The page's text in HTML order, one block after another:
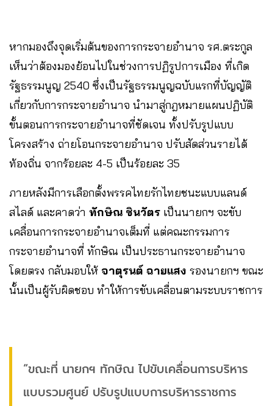
หากมองถึงจุดเริ่มต้นของการกระจายอำนาจ รศ.ตระกูล
เห็นว่าต้องมองย้อนไปในช่วงการปฏิรูปการเมือง ที่เกิด
รัฐธรรมนูญ 2540 ซึ่งเป็นรัฐธรรมนูญฉบับแรกที่บัญญัติ
เกี่ยวกับการกระจายอำนาจ นำมาสู่กฎหมายแผนปฏิบัติ
ขั้นตอนการกระจายอำนาจที่ชัดเจน ทั้งปรับรูปแบบ
โครงสร้าง ถ่ายโอนกระจายอำนาจ ปรับสัดส่วนรายได้
ท้องถิ่น จากร้อยละ 4-5 เป็นร้อยละ 35
ภายหลังมีการเลือกตั้งพรรคไทยรักไทยชนะแบบแลนด์
สไลด์ และคาดว่า ทักษิณ ชินวัตร เป็นนายกฯ จะขับ
เคลื่อนการกระจายอำนาจเต็มที่ แต่คณะกรรมการ
กระจายอำนาจที่ ทักษิณ เป็นประธานกระจายอำนาจ
โดยตรง กลับมอบให้ จาตุรนต์ ฉายแสง รองนายกฯ ขณะ
นั้นเป็นผู้รับผิดชอบ ทำให้การขับเคลื่อนตามระบบราชการ
“ขณะที่ นายกฯ ทักษิณ ไปขับเคลื่อนการบริหาร
แบบรวมศูนย์ ปรับรูปแบบการบริหารราชการ